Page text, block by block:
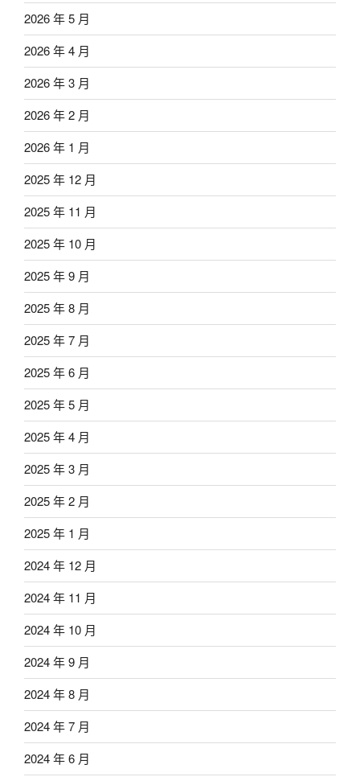
2026 年 5 月
2026 年 4 月
2026 年 3 月
2026 年 2 月
2026 年 1 月
2025 年 12 月
2025 年 11 月
2025 年 10 月
2025 年 9 月
2025 年 8 月
2025 年 7 月
2025 年 6 月
2025 年 5 月
2025 年 4 月
2025 年 3 月
2025 年 2 月
2025 年 1 月
2024 年 12 月
2024 年 11 月
2024 年 10 月
2024 年 9 月
2024 年 8 月
2024 年 7 月
2024 年 6 月